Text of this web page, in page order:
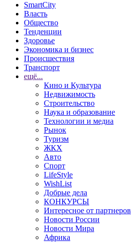
SmartCity
Власть
Общество
Тенденции
Здоровье
Экономика и бизнес
Происшествия
Транспорт
ещё...
Кино и Культура
Недвижимость
Строительство
Наука и образование
Технологии и медиа
Рынок
Туризм
ЖКХ
Авто
Спорт
LifeStyle
WishList
Добрые дела
КОНКУРСЫ
Интересное от партнеров
Новости России
Новости Мира
Африка